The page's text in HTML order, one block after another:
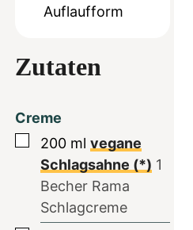
Auflaufform
Zutaten
Creme
▢
200 ml vegane
Schlagsahne (*) 1
Becher Rama
Schlagcreme